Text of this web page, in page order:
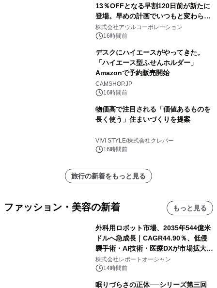
13％OFFとなる早割120日前が新たに
登場。早めの計画でいつもと変わらぬ
大人の冬旅を。ー夕日ヶ浦温泉「佳松
苑 別邸ふうか」ー
株式会社アウルコーポレーション
16時間前
デスクにハイエースがやってきた。
「ハイエース型ふせんホルダー」
Amazonで予約販売開始
CAMSHOP.JP
16時間前
物価高で注目される「価値あるものを
長く使う」住まいづくりを提案
VIVI STYLE/株式会社クレバー
16時間前
旅行の新着をもっと見る
ファッション・美容の新着 もっと見る
外科用ロボット市場、2035年544億米
ドルへ急成長｜CAGR44.90％、低侵
襲手術・AI技術・医療DXが市場拡大を
牽引
株式会社レポートオーシャン
14時間前
眠りづらさの正体──シリーズ第三回